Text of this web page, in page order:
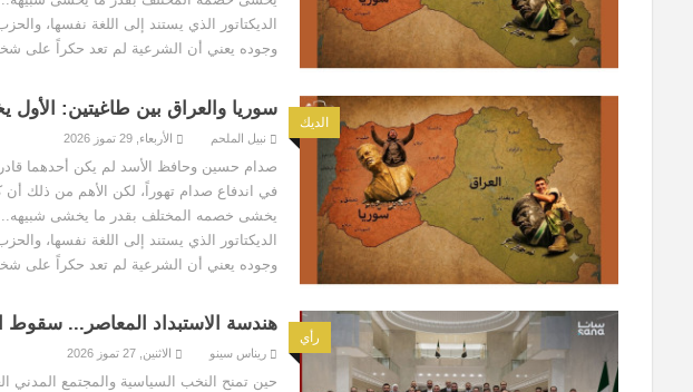
الديكتاتور الذي يستند إلى اللغة نفسها،
وجوده يعني أن الشرعية لم تعد حكراً على
الديك
سوريا والعراق بين طاغيتين: الأول
نبيل الملحم الأربعاء, 29 تموز 2026
صدام حسين وحافظ الأسد لم يكن أحدهما
في اندفاع صدام تهوراً، لكن الأهم من ذلك أن
يخشى خصمه المختلف بقدر ما يخشى شبيهه..
الديكتاتور الذي يستند إلى اللغة نفسها،
وجوده يعني أن الشرعية لم تعد حكراً على شخص
رأي
هندسة الاستبداد المعاصر... سقوط
ريناس سينو الاثنين, 27 تموز 2026
حين تمنح النخب السياسية والمجتمع المدني